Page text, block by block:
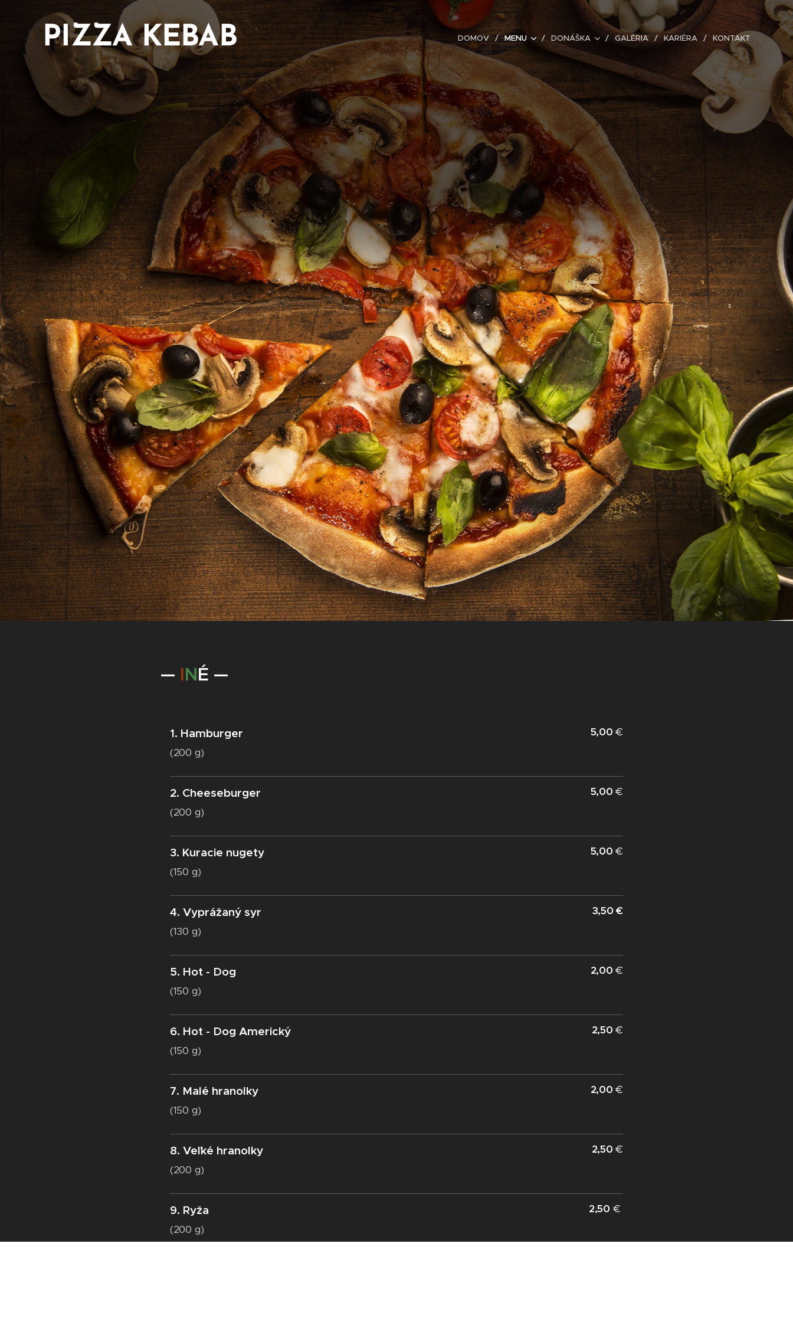
PIZZA KEBAB DOMOV MENU DONÁŠKA GALÉRIA KARIÉRA KONTAKT
— INÉ —
1. Hamburger
(200 g)
5,00€
2. Cheeseburger
(200 g)
5,00€
3. Kuracie nugety
(150 g)
5,00€
4. Vyprážaný syr
(130 g)
3,50 €
5. Hot - Dog
(150 g)
2,00€
6. Hot - Dog Americký
(150 g)
2,50€
7. Malé hranolky
(150 g)
2,00€
8. Veľké hranolky
(200 g)
2,50€
9. Ryža
(200 g)
2,50 €